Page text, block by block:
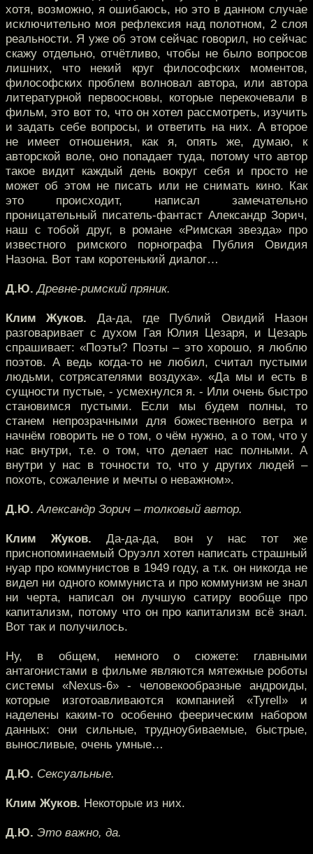
хотя, возможно, я ошибаюсь, но это в данном случае
исключительно моя рефлексия над полотном, 2 слоя
реальности. Я уже об этом сейчас говорил, но сейчас
скажу отдельно, отчётливо, чтобы не было вопросов
лишних, что некий круг философских моментов,
философских проблем волновал автора, или автора
литературной первоосновы, которые перекочевали в
фильм, это вот то, что он хотел рассмотреть, изучить
и задать себе вопросы, и ответить на них. А второе
не имеет отношения, как я, опять же, думаю, к
авторской воле, оно попадает туда, потому что автор
такое видит каждый день вокруг себя и просто не
может об этом не писать или не снимать кино. Как
это происходит, написал замечательно
проницательный писатель-фантаст Александр Зорич,
наш с тобой друг, в романе «Римская звезда» про
известного римского порнографа Публия Овидия
Назона. Вот там коротенький диалог…
Д.Ю. Древне-римский пряник.
Клим Жуков. Да-да, где Публий Овидий Назон
разговаривает с духом Гая Юлия Цезаря, и Цезарь
спрашивает: «Поэты? Поэты – это хорошо, я люблю
поэтов. А ведь когда-то не любил, считал пустыми
людьми, сотрясателями воздуха». «Да мы и есть в
сущности пустые, - усмехнулся я. - Или очень быстро
становимся пустыми. Если мы будем полны, то
станем непрозрачными для божественного ветра и
начнём говорить не о том, о чём нужно, а о том, что у
нас внутри, т.е. о том, что делает нас полными. А
внутри у нас в точности то, что у других людей –
похоть, сожаление и мечты о неважном».
Д.Ю. Александр Зорич – толковый автор.
Клим Жуков. Да-да-да, вон у нас тот же
приснопоминаемый Оруэлл хотел написать страшный
нуар про коммунистов в 1949 году, а т.к. он никогда не
видел ни одного коммуниста и про коммунизм не знал
ни черта, написал он лучшую сатиру вообще про
капитализм, потому что он про капитализм всё знал.
Вот так и получилось.
Ну, в общем, немного о сюжете: главными
антагонистами в фильме являются мятежные роботы
системы «Nexus-6» - человекообразные андроиды,
которые изготоавливаются компанией «Tyrell» и
наделены каким-то особенно феерическим набором
данных: они сильные, трудноубиваемые, быстрые,
выносливые, очень умные…
Д.Ю. Сексуальные.
Клим Жуков. Некоторые из них.
Д.Ю. Это важно, да.